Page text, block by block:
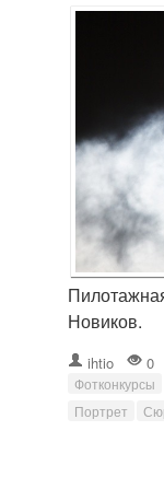
Новиков.
ihtio 0
Фотконкурсы
Портрет